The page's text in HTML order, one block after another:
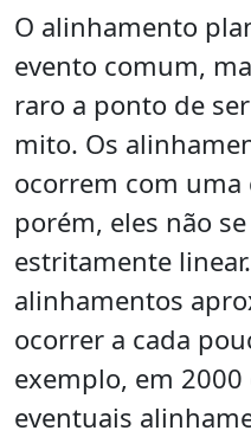
O alinhamento
evento comum,
raro a ponto de
mito. Os
ocorrem com
porém, eles não
estritamente
alinhamentos
ocorrer a cada
exemplo, em
eventuais